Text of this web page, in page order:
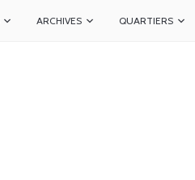
ARCHIVES QUARTIERS